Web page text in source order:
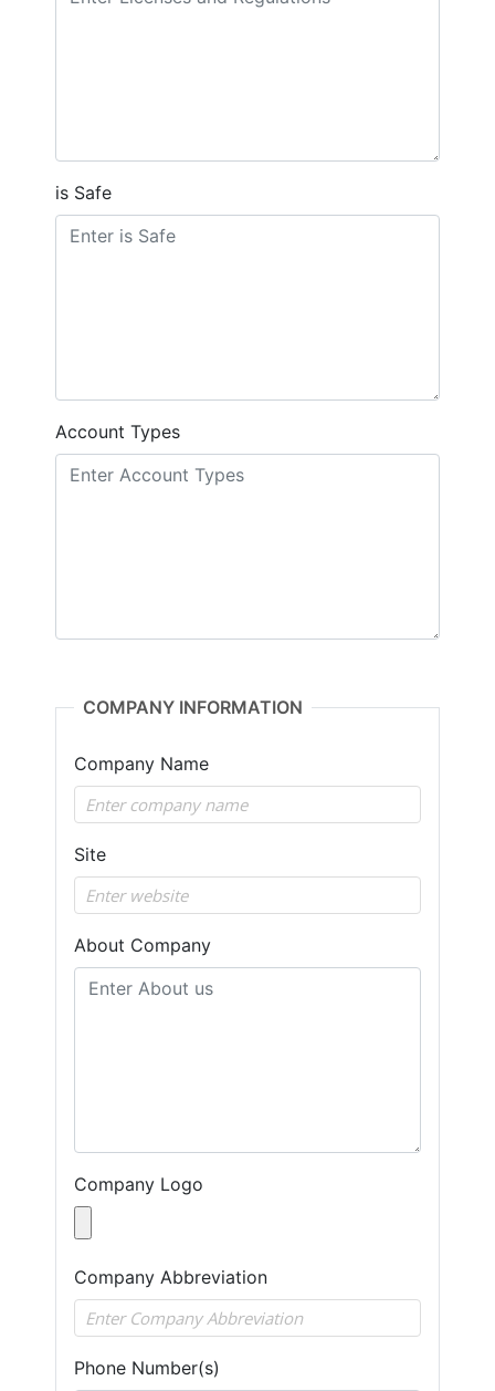
is Safe
Account Types
COMPANY INFORMATION
Company Name
Site
About Company
Company Logo
Company Abbreviation
Phone Number(s)